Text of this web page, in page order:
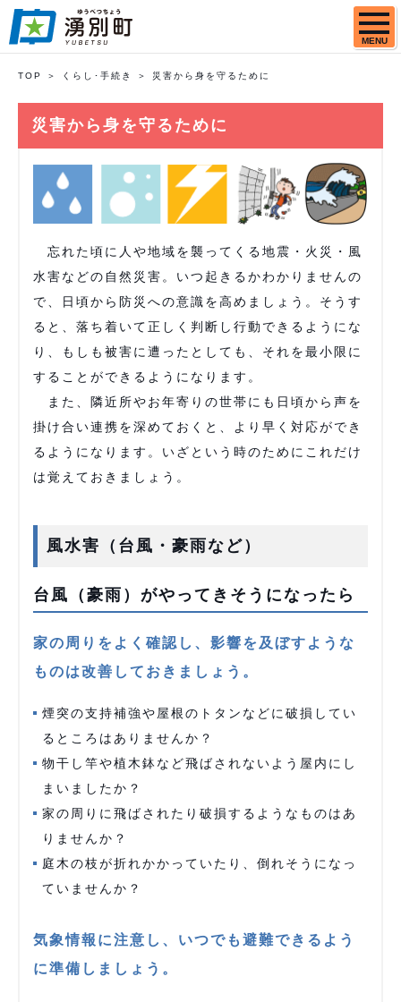
MENU
TOP くらし･手続き 災害から身を守るために
災害から身を守るために
忘れた頃に人や地域を襲ってくる地震・火災・風
水害などの自然災害。いつ起きるかわかりませんの
で、日頃から防災への意識を高めましょう。そうす
ると、落ち着いて正しく判断し行動できるようにな
り、もしも被害に遭ったとしても、それを最小限に
することができるようになります。
また、隣近所やお年寄りの世帯にも日頃から声を
掛け合い連携を深めておくと、より早く対応ができ
るようになります。いざという時のためにこれだけ
は覚えておきましょう。
風水害（台風・豪雨など）
台風（豪雨）がやってきそうになったら
家の周りをよく確認し、影響を及ぼすような
ものは改善しておきましょう。
煙突の支持補強や屋根のトタンなどに破損してい
るところはありませんか？
物干し竿や植木鉢など飛ばされないよう屋内にし
まいましたか？
家の周りに飛ばされたり破損するようなものはあ
りませんか？
庭木の枝が折れかかっていたり、倒れそうになっ
ていませんか？
気象情報に注意し、いつでも避難できるよう
に準備しましょう。